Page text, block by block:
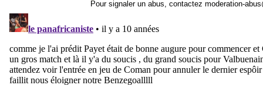
Pour signaler un abus, contactez moderation-